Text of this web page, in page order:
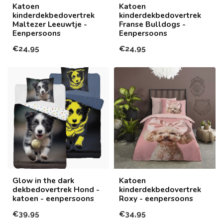
Katoen
kinderdekbedovertrek
Maltezer Leeuwtje -
Eenpersoons
€24,95
Katoen
kinderdekbedovertrek
Franse Bulldogs -
Eenpersoons
€24,95
Glow in the dark
dekbedovertrek Hond -
katoen - eenpersoons
€39,95
Katoen
kinderdekbedovertrek
Roxy - eenpersoons
€34,95